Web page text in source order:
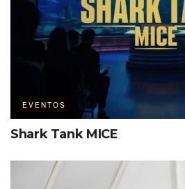
EVENTOS
Shark Tank MICE